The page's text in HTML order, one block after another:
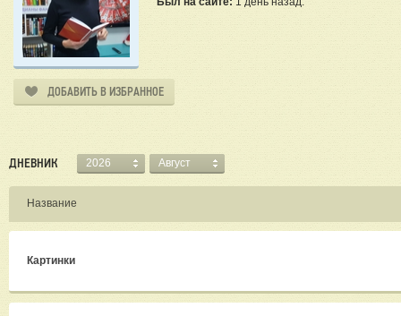
ДОБАВИТЬ В ИЗБРАННОЕ
ДНЕВНИК 2026 Август
Название
Картинки